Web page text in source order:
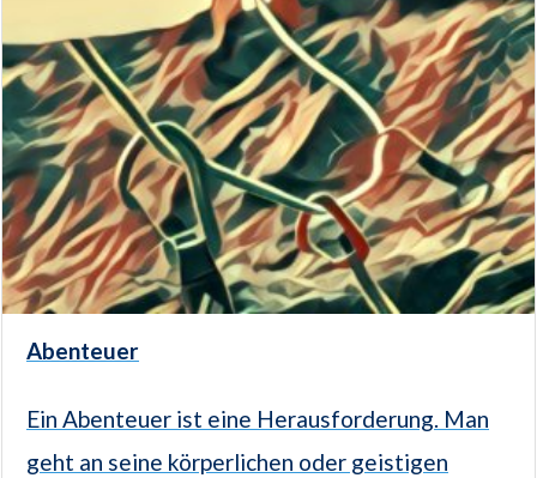
Abenteuer
Ein Abenteuer ist eine Herausforderung. Man
geht an seine körperlichen oder geistigen